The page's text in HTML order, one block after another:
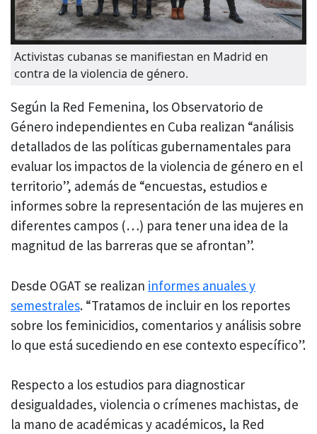
Activistas cubanas se manifiestan en Madrid en
contra de la violencia de género.
Según la Red Femenina, los Observatorio de
Género independientes en Cuba realizan “análisis
detallados de las políticas gubernamentales para
evaluar los impactos de la violencia de género en el
territorio”, además de “encuestas, estudios e
informes sobre la representación de las mujeres en
diferentes campos (…) para tener una idea de la
magnitud de las barreras que se afrontan”.
Desde OGAT se realizan informes anuales y
semestrales. “Tratamos de incluir en los reportes
sobre los feminicidios, comentarios y análisis sobre
lo que está sucediendo en ese contexto específico”.
Respecto a los estudios para diagnosticar
desigualdades, violencia o crímenes machistas, de
la mano de académicas y académicos, la Red